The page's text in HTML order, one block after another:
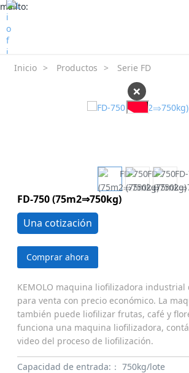
mailto:
Inicio > Productos > Serie FD
×
FD-750 (75m2⇒750kg)
Una cotización
Comprar ahora
KEMOLO maquina liofilizadora industrial
para venta con precio económico. La
también puede liofilizar frutas, café y
funciona una maquina liofilizadora,
video del proceso de liofilización.
Capacidad de entrada:： 750kg/lote